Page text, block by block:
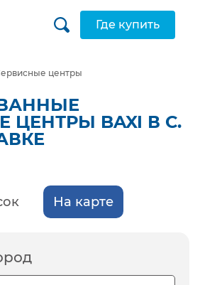
Где купить
центры
ЦЕНТРЫ BAXI В С.
На карте